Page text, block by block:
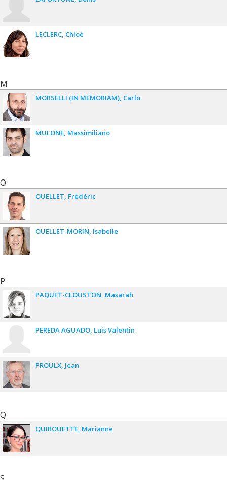
LECLERC Chloé
M
MORSELLI (IN MEMORIAM) Carlo
MULONE Massimiliano
O
OUELLET Frédéric
OUELLET-MORIN Isabelle
P
PAQUET-CLOUSTON Masarah
PEREDA AGUADO Luis Valentin
PROULX Jean
Q
QUIROUETTE Marianne